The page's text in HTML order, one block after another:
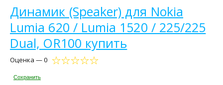
Динамик (Speaker) для Nokia
Lumia 620 / Lumia 1520 / 225/225
Dual, OR100 купить
Оценка — 0
Сохранить